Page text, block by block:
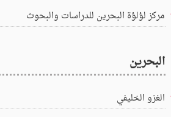
مركز لؤلؤة البحرين للدراسات والبحوث
البحرين
الغزو الخليفي